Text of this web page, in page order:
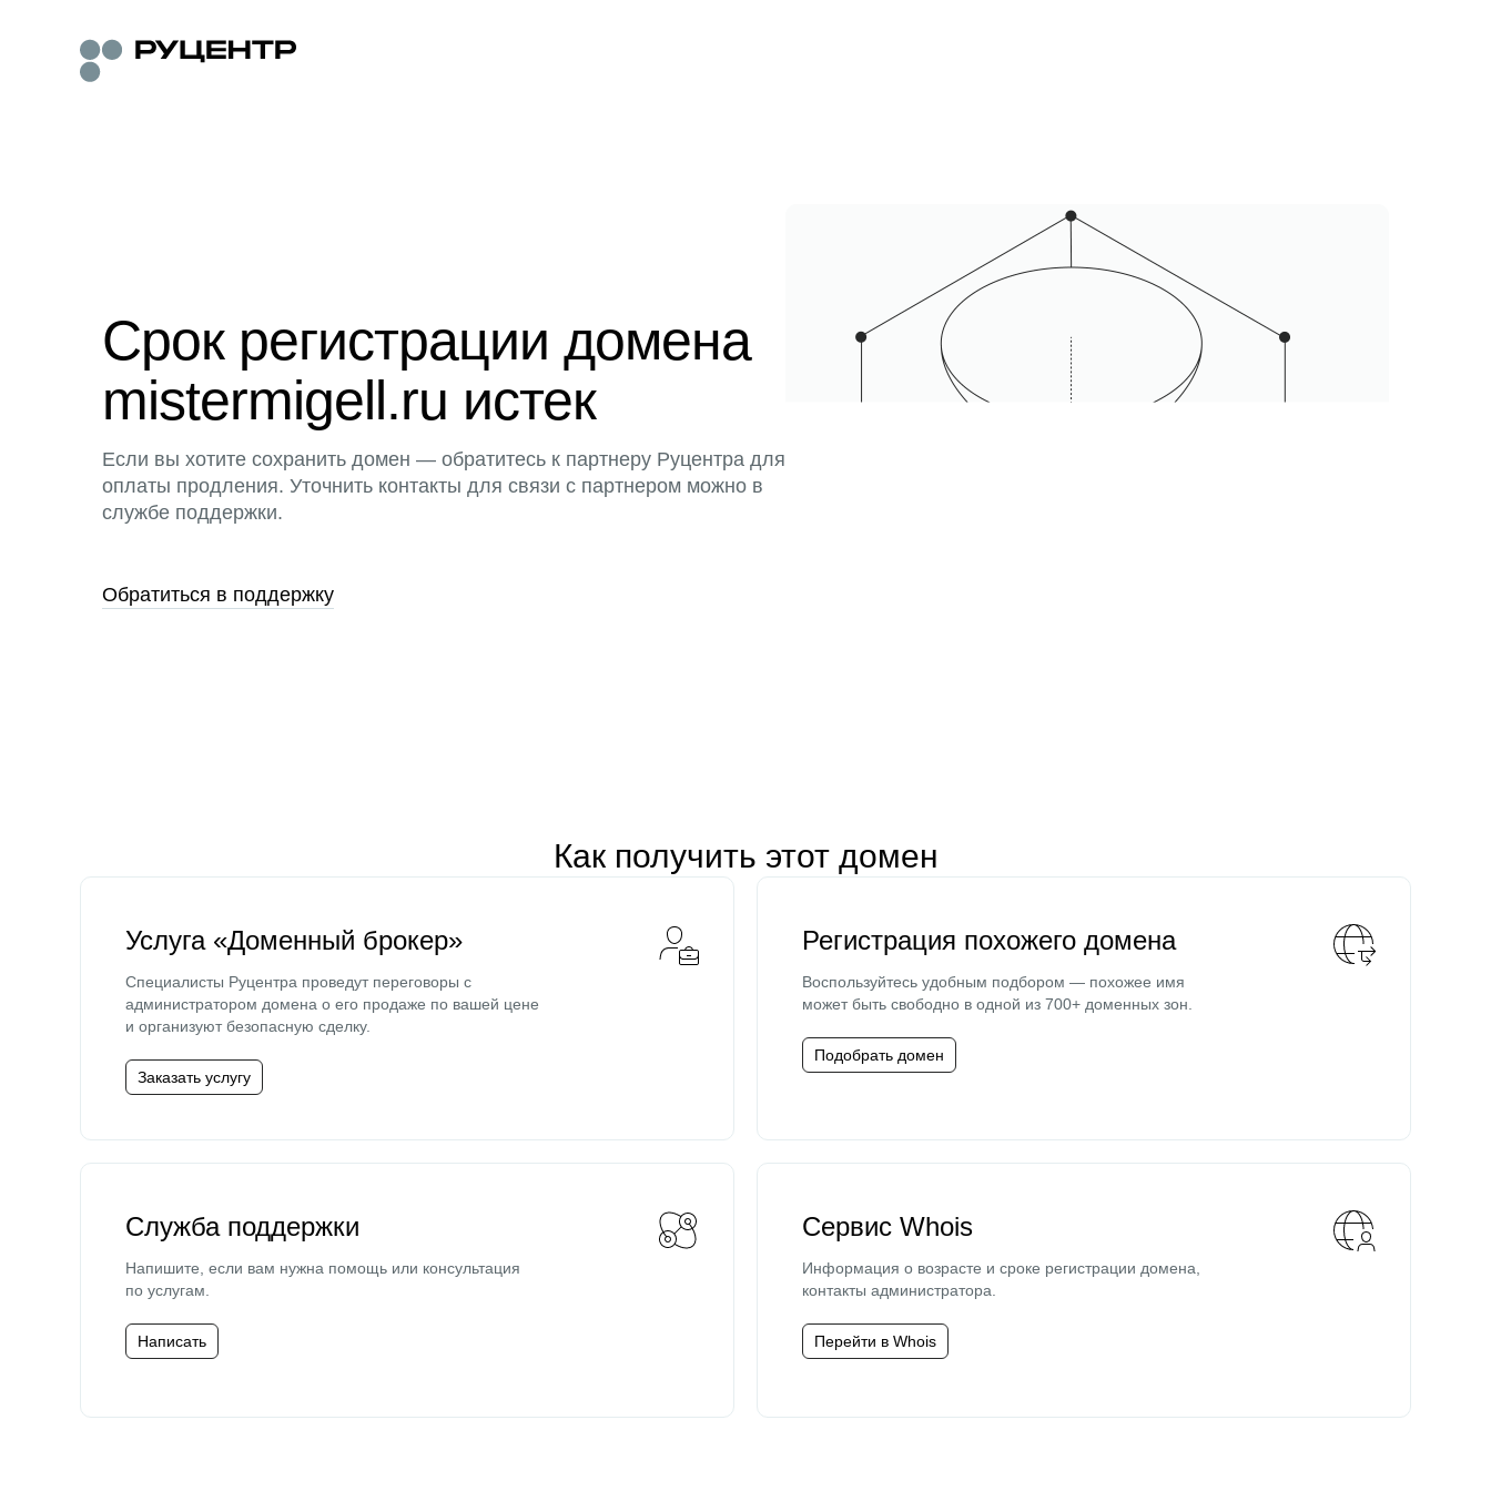
Срок регистрации домена
mistermigell.ru истек
Если вы хотите сохранить домен — обратитесь к партнеру Руцентра для
оплаты продления. Уточнить контакты для связи с партнером можно в
службе поддержки.
Обратиться в поддержку
Как получить этот домен
Услуга «Доменный брокер»
Специалисты Руцентра проведут переговоры с
администратором домена о его продаже по вашей цене
и организуют безопасную сделку.
Заказать услугу
Регистрация похожего домена
Воспользуйтесь удобным подбором — похожее имя
может быть свободно в одной из 700+ доменных зон.
Подобрать домен
Служба поддержки
Напишите, если вам нужна помощь или консультация
по услугам.
Написать
Сервис Whois
Информация о возрасте и сроке регистрации домена,
контакты администратора.
Перейти в Whois